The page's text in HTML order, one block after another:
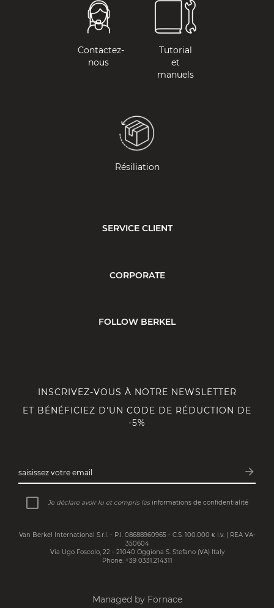
Contactez-
nous
Tutorial
et
manuels
Résiliation
SERVICE CLIENT
CORPORATE
FOLLOW BERKEL
INSCRIVEZ-VOUS À NOTRE NEWSLETTER
ET BÉNÉFICIEZ D'UN CODE DE RÉDUCTION DE
-5%
saisissez votre email arrow_forward
Je déclare avoir lu et compris les informations de confidentialité
Van Berkel International S.r.l. - P.I. 08688960965 - C.S. 100.000 € i.v. | REA VA-
350604
Via Ugo Foscolo, 22 - 21040 Oggiona S. Stefano (VA) Italy
Phone: +39 0331.214311
Managed by Fornace